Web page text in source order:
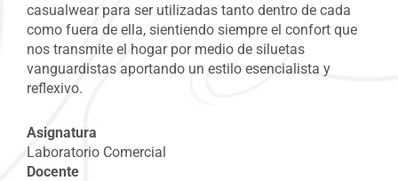
casualwear para ser utilizadas tanto dentro de cada
como fuera de ella, sientiendo siempre el confort que
nos transmite el hogar por medio de siluetas
vanguardistas aportando un estilo esencialista y
reflexivo.
Asignatura
Laboratorio Comercial
Docente